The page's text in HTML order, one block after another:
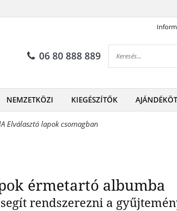
06 80 888 889
NEMZETKÖZI KIEGÉSZÍTŐK
Elválasztó lapok csomagban
érmetartó albumba
rendszerezni a
elválasztó lapok